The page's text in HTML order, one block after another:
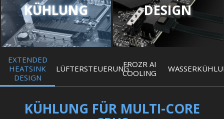
KÜHLUNG DESIGN
EXTENDED
HEATSINK
DESIGN
LÜFTERSTEUERUNGFROZR AI
COOLING
KÜHLUNG FÜR MULTI-CORE